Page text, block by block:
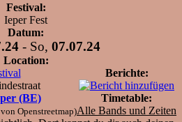
Festival:
Ieper Fest
Datum:
- So, 07.07.24
Location:
(BE)
Openstreetmap)
Berichte:
Timetable:
Alle Bands und Zeiten